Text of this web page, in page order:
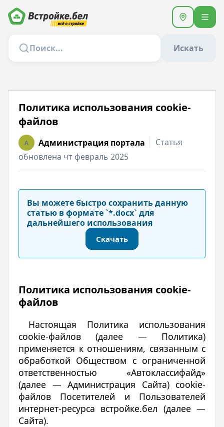
Искать
Политика использования сookie-
файлов
A Администрация портала
Статья
обновлена чт февраль 2025
Вы можете быстро сохранить данную
статью в формате `*.docx` для
дальнейшего использования
Скачать
Политика использования сookie-
файлов
Настоящая Политика использования
сookie-файлов (далее — Политика)
применяется к отношениям, связанным с
обработкой Обществом с ограниченной
ответственностью «Автоклассифайд»
(далее — Администрация Сайта) cookie-
файлов Посетителей и Пользователей
интернет-ресурса встройке.бел (далее —
Сайта).